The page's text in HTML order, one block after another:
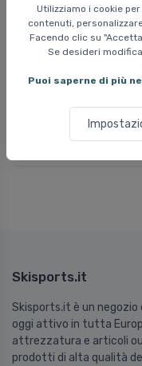
Utilizziamo i cookie
contenuti,
Facendo clic su
Se desideri
Puoi saperne di più
Piumino DIEL in
139 EUR
Skisports.it
Skisports.it è un
oggi attivo in tutta
attrezzatura e articoli
prodotti di alta qualità